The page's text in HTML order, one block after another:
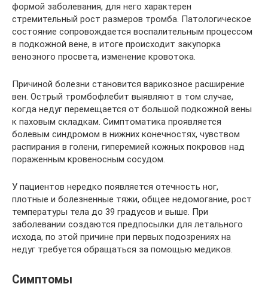
формой заболевания, для него характерен
стремительный рост размеров тромба. Патологическое
состояние сопровождается воспалительным процессом
в подкожной вене, в итоге происходит закупорка
венозного просвета, изменение кровотока.
Причиной болезни становится варикозное расширение
вен. Острый тромбофлебит выявляют в том случае,
когда недуг перемещается от большой подкожной вены
к паховым складкам. Симптоматика проявляется
болевым синдромом в нижних конечностях, чувством
распирания в голени, гиперемией кожных покровов над
пораженным кровеносным сосудом.
У пациентов нередко появляется отечность ног,
плотные и болезненные тяжи, общее недомогание, рост
температуры тела до 39 градусов и выше. При
заболевании создаются предпосылки для летального
исхода, по этой причине при первых подозрениях на
недуг требуется обращаться за помощью медиков.
Симптомы